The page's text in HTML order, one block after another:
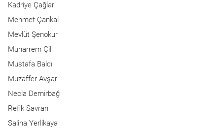
Kadriye Çağlar
Mehmet Çankal
Mevlüt Şenokur
Muharrem Çil
Mustafa Balcı
Muzaffer Avşar
Necla Demirbağ
Refik Savran
Saliha Yerlikaya